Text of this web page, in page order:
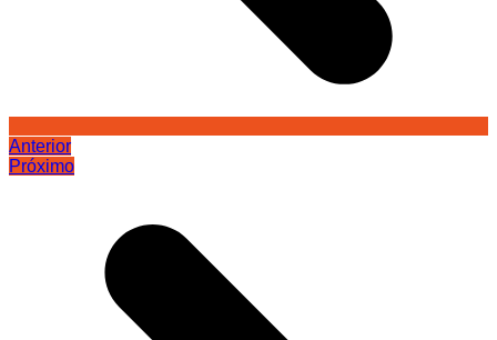
Anterior
Próximo